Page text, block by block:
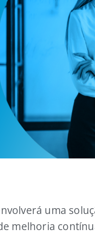
uma
melhoria